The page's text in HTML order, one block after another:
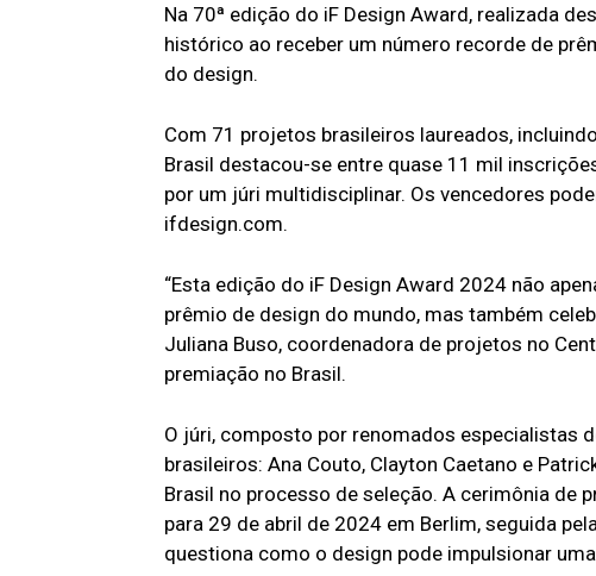
Na 70ª edição do iF Design Award, realizada
histórico ao receber um número recorde de
do design.
Com 71 projetos brasileiros laureados,
Brasil destacou-se entre quase 11 mil
por um júri multidisciplinar. Os vencedores
ifdesign.com.
“Esta edição do iF Design Award 2024 não
prêmio de design do mundo, mas também
Juliana Buso, coordenadora de projetos no
premiação no Brasil.
O júri, composto por renomados especialistas
brasileiros: Ana Couto, Clayton Caetano e
Brasil no processo de seleção. A cerimônia de
para 29 de abril de 2024 em Berlim, seguida
questiona como o design pode impulsionar